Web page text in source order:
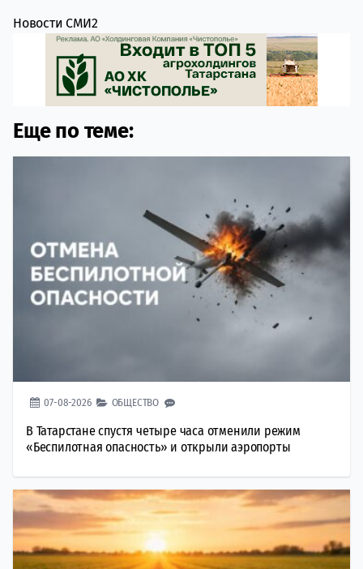
Новости СМИ2
Еще по теме:
07-08-2026 ОБЩЕСТВО
В Татарстане спустя четыре часа отменили режим
«Беспилотная опасность» и открыли аэропорты